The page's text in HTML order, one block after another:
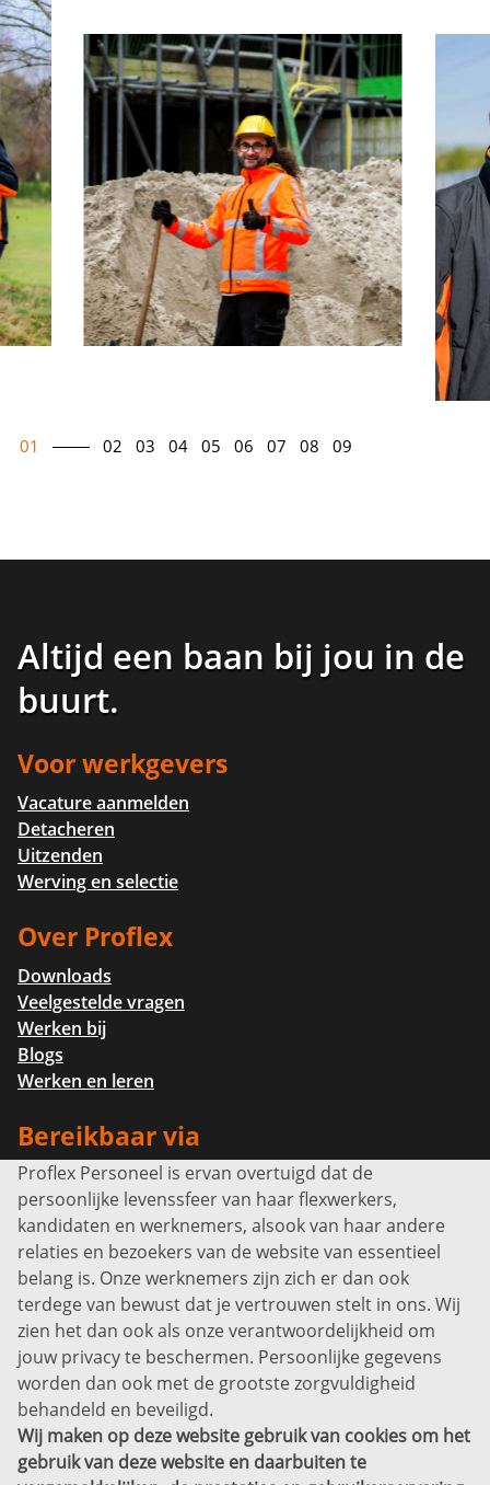
01 02 03 04 05 06 07 08 09
Altijd een baan bij jou in de
buurt.
Voor werkgevers
Vacature aanmelden
Detacheren
Uitzenden
Werving en selectie
Over Proflex
Downloads
Veelgestelde vragen
Werken bij
Blogs
Werken en leren
Bereikbaar via
Info@proflexpersoneel.nl
Bel ons:+31 (0)85 0450040
Prins Willem-Alexanderlaan 301
7311 SW Apeldoorn
Disclaimer
Privacyverklaring
Sitemap
Copyright
Bekijk ook eens
Proflex Personeel is ervan overtuigd dat de
persoonlijke levenssfeer van haar flexwerkers,
kandidaten en werknemers, alsook van haar andere
relaties en bezoekers van de website van essentieel
belang is. Onze werknemers zijn zich er dan ook
terdege van bewust dat je vertrouwen stelt in ons. Wij
zien het dan ook als onze verantwoordelijkheid om
jouw privacy te beschermen. Persoonlijke gegevens
worden dan ook met de grootste zorgvuldigheid
behandeld en beveiligd.
Wij maken op deze website gebruik van cookies om het
gebruik van deze website en daarbuiten te